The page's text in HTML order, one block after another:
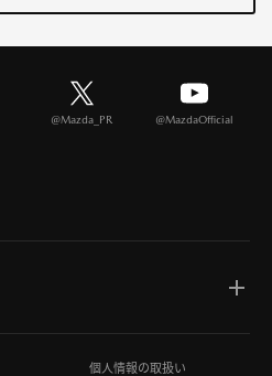
@Mazda_PR @MazdaOfficial
個人情報の取扱い